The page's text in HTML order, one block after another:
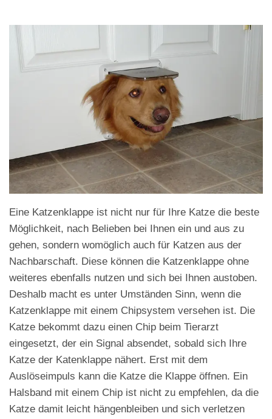
Eine Katzenklappe ist nicht nur für Ihre Katze die beste
Möglichkeit, nach Belieben bei Ihnen ein und aus zu
gehen, sondern womöglich auch für Katzen aus der
Nachbarschaft. Diese können die Katzenklappe ohne
weiteres ebenfalls nutzen und sich bei Ihnen austoben.
Deshalb macht es unter Umständen Sinn, wenn die
Katzenklappe mit einem Chipsystem versehen ist. Die
Katze bekommt dazu einen Chip beim Tierarzt
eingesetzt, der ein Signal absendet, sobald sich Ihre
Katze der Katenklappe nähert. Erst mit dem
Auslöseimpuls kann die Katze die Klappe öffnen. Ein
Halsband mit einem Chip ist nicht zu empfehlen, da die
Katze damit leicht hängenbleiben und sich verletzen